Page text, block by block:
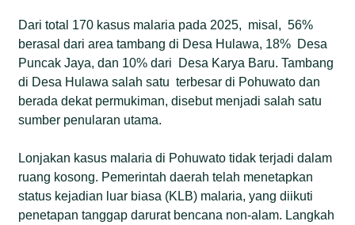
Dari total 170 kasus malaria pada 2025, misal, 56%
berasal dari area tambang di Desa Hulawa, 18% Desa
Puncak Jaya, dan 10% dari Desa Karya Baru. Tambang
di Desa Hulawa salah satu terbesar di Pohuwato dan
berada dekat permukiman, disebut menjadi salah satu
sumber penularan utama.
Lonjakan kasus malaria di Pohuwato tidak terjadi dalam
ruang kosong. Pemerintah daerah telah menetapkan
status kejadian luar biasa (KLB) malaria, yang diikuti
penetapan tanggap darurat bencana non-alam. Langkah